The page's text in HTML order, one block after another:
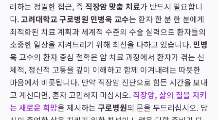
려하는 정밀한 접근, 즉 직장암 맞춤 치료가 반드시 필요합니
다.고려대학교 구로병원 민병욱 교수는 환자 한 분 한 분에게
최적화된 치료 계획과 세계적 수준의 수술 실력으로 환자들의
소중한 일상을 지켜드리기 위해 최선을 다하고 있습니다. 민병
욱 교수의 환자 중심 철학은 암 치료 과정에서 환자가 겪는 신
체적, 정신적 고통을 깊이 이해하고 함께 이겨내려는 따뜻한
마음에서 비롯됩니다. 만약 직장암 진단으로 힘든 시간을 보내
고 계신다면, 혼자 고민하지 마십시오. 직장암, 삶의 질을 지키
는 새로운 희망을 제시하는 구로병원의 문을 두드리십시오. 당